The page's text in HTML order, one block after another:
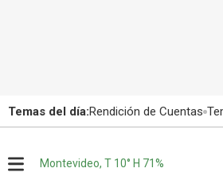
Temas del día:Rendición de Cuentas
Montevideo, T 10° H 71%